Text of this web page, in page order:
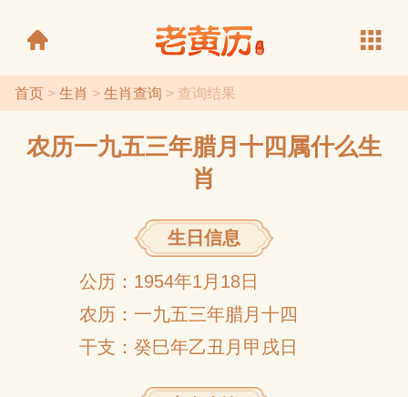
老黄历
首页> 生肖 > 生肖查询 > 查询结果
农历一九五三年腊月十四属什么生
肖
生日信息
公历：1954年1月18日
农历：一九五三年腊月十四
干支：癸巳年乙丑月甲戌日